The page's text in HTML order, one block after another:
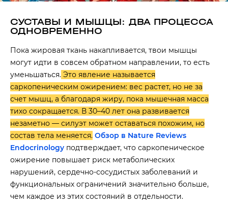
СУСТАВЫ И МЫШЦЫ: ДВА ПРОЦЕССА
ОДНОВРЕМЕННО
Пока жировая ткань накапливается, твои мышцы
могут идти в совсем обратном направлении, то есть
уменьшаться. Это явление называется
саркопеническим ожирением: вес растет, но не за
счет мышц, а благодаря жиру, пока мышечная масса
тихо сокращается. В 30–40 лет она развивается
незаметно — силуэт может оставаться похожим, но
состав тела меняется. Обзор в Nature Reviews
Endocrinology подтверждает, что саркопеническое
ожирение повышает риск метаболических
нарушений, сердечно-сосудистых заболеваний и
функциональных ограничений значительно больше,
чем каждое из этих состояний в отдельности.